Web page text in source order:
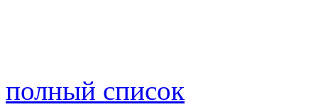
полный список